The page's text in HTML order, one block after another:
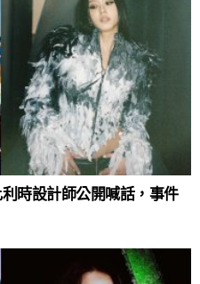
時設計師公開喊話，事件